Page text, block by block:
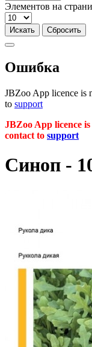
Элементов на
Ошибка
JBZoo App licence is
to support
JBZoo App licence
contact to support
Синоп -